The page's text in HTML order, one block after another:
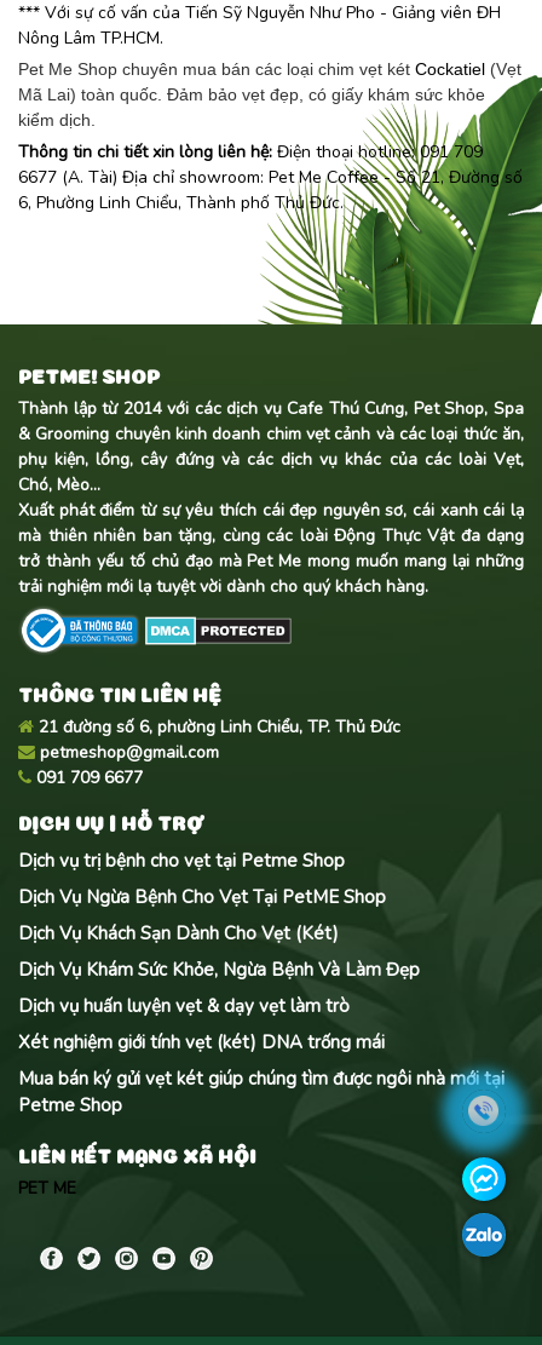
*** Với sự cố vấn của Tiến Sỹ Nguyễn Như Pho - Giảng viên ĐH
Nông Lâm TP.HCM.
Pet Me Shop chuyên mua bán các loại chim vẹt két Cockatiel (Vẹt
Mã Lai) toàn quốc. Đảm bảo vẹt đẹp, có giấy khám sức khỏe
kiểm dịch.
Thông tin chi tiết xin lòng liên hệ: Điện thoại hotline: 091 709
6677 (A. Tài) Địa chỉ showroom: Pet Me Coffee- Số 21, Đường số
6, Phường Linh Chiểu, Thành phố Thủ Đức.
PETME! SHOP
Thành lập từ 2014 với các dịch vụ Cafe Thú Cưng, Pet Shop, Spa
& Grooming chuyên kinh doanh chim vẹt cảnh và các loại thức ăn,
phụ kiện, lồng, cây đứng và các dịch vụ khác của các loài Vẹt,
Chó, Mèo...
Xuất phát điểm từ sự yêu thích cái đẹp nguyên sơ, cái xanh cái lạ
mà thiên nhiên ban tặng, cùng các loài Động Thực Vật đa dạng
trở thành yếu tố chủ đạo mà Pet Me mong muốn mang lại những
trải nghiệm mới lạ tuyệt vời dành cho quý khách hàng.
THÔNG TIN LIÊN HỆ
21 đường số 6, phường Linh Chiểu, TP. Thủ Đức
petmeshop@gmail.com
091 709 6677
DỊCH VỤ | HỖ TRỢ
Dịch vụ trị bệnh cho vẹt tại Petme Shop
Dịch Vụ Ngừa Bệnh Cho Vẹt Tại PetME Shop
Dịch Vụ Khách Sạn Dành Cho Vẹt (Két)
Dịch Vụ Khám Sức Khỏe, Ngừa Bệnh Và Làm Đẹp
Dịch vụ huấn luyện vẹt & dạy vẹt làm trò
Xét nghiệm giới tính vẹt (két) DNA trống mái
Mua bán ký gửi vẹt két giúp chúng tìm được ngôi nhà mới tại
Petme Shop
LIÊN KẾT MẠNG XÃ HỘI
PET ME